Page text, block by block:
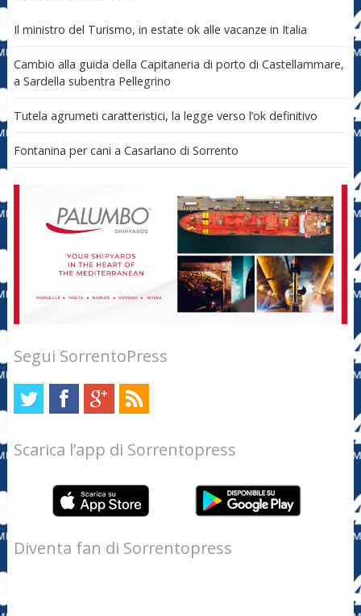
Il ministro del Turismo, in estate ok alle vacanze in Italia
Cambio alla guida della Capitaneria di porto di Castellammare,
a Sardella subentra Pellegrino
Tutela agrumeti caratteristici, la legge verso l’ok definitivo
Fontanina per cani a Casarlano di Sorrento
Segui SorrentoPress
Scarica l’app di Sorrentopress
Diventa fan di Sorrentopress